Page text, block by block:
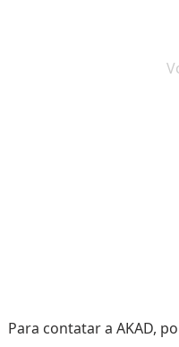
Para contatar a AKAD,